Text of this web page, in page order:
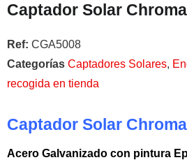
Captador Solar
Ref: CGA5008
Categorías Captadores Solares,
recogida en tienda
Captador Solar
Acero Galvanizado con pintura